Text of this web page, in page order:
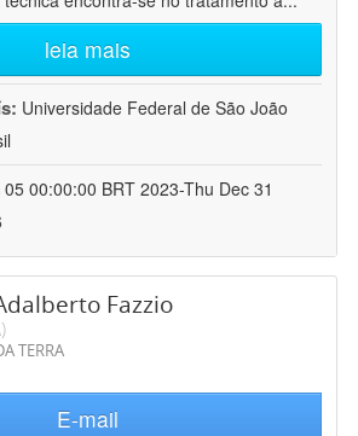
leia mais
Universidade Federal de São João
00:00:00 BRT 2023-Thu Dec 31
Fazzio
TERRA
E-mail